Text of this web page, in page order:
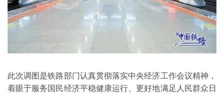
此次调图是铁路部门认真贯彻落实中央经济工作会议精神，
着眼于服务国民经济平稳健康运行、更好地满足人民群众日